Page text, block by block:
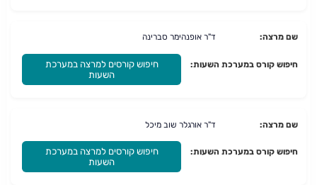
שם מרצה: ד"ר אופנהימר סברינה
חיפוש קורס במערכת השעות:
חיפוש קורסים למרצה במערכת
השעות
שם מרצה: ד"ר אורגלר שוב מיכל
חיפוש קורס במערכת השעות:
חיפוש קורסים למרצה במערכת
השעות